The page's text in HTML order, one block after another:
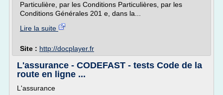
Particulière, par les Conditions Particulières, par les
Conditions Générales 201 e, dans la...
Lire la suite
Site : http://docplayer.fr
L'assurance - CODEFAST - tests Code de la
route en ligne ...
L'assurance